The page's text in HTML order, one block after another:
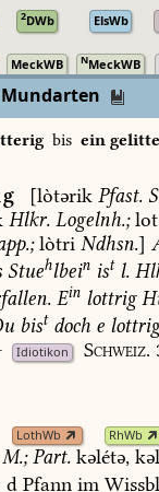
2DWb ElsWb
MeckWB NMeckWB
bis ein
[lòtərik Pfast.
Hlkr. Logelnh.;
;lòtri Ndhsn.]
Stuehlbein istl.
Ein lottrig
bistdoch e
Idiotikon Schweiz.
LothWb RhWb
M.;Part. kəlétə,
d Pfann im